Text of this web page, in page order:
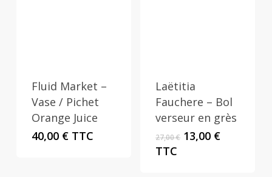
Fluid Market –
Vase / Pichet
Orange Juice
40,00 € TTC
Laëtitia
Fauchere – Bol
verseur en grès
27,00€ Le
13,00 €Le
TTC